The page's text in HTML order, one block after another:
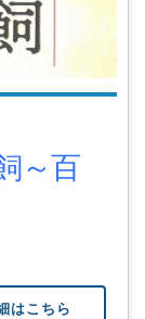
～百
はこちら